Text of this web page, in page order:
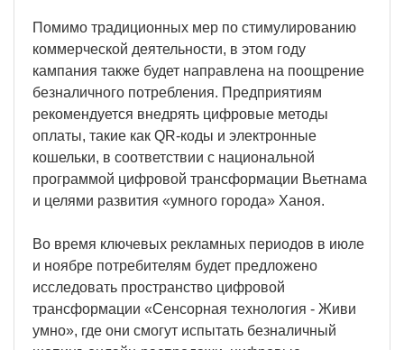
Помимо традиционных мер по стимулированию
коммерческой деятельности, в этом году
кампания также будет направлена на поощрение
безналичного потребления. Предприятиям
рекомендуется внедрять цифровые методы
оплаты, такие как QR-коды и электронные
кошельки, в соответствии с национальной
программой цифровой трансформации Вьетнама
и целями развития «умного города» Ханоя.
Во время ключевых рекламных периодов в июле
и ноябре потребителям будет предложено
исследовать пространство цифровой
трансформации «Сенсорная технология - Живи
умно», где они смогут испытать безналичный